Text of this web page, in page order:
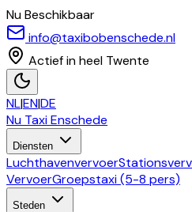
Nu Beschikbaar
info@taxibobenschede.nl
Actief in heel Twente
NL|EN|DE
Nu TaxiEnschede
Diensten
Luchthavenvervoer
VervoerGroepstaxi (5-8 pers)
Steden